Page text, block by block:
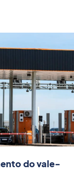
do vale-